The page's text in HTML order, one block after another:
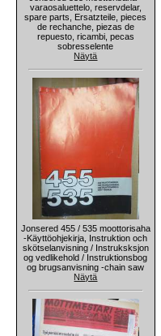
varaosaluettelo, reservdelar,
spare parts, Ersatzteile, pieces
de rechanche, piezas de
repuesto, ricambi, pecas
sobresselente
Näytä
Jonsered 455 / 535 moottorisaha
-Käyttöohjekirja, Instruktion och
skötselanvisning / Instruksksjon
og vedlikehold / Instruktionsbog
og brugsanvisning -chain saw
Näytä